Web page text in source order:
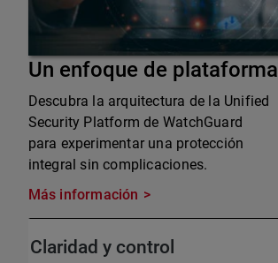
Un enfoque de plataforma
Descubra la arquitectura de la Unified
Security Platform de WatchGuard
para experimentar una protección
integral sin complicaciones.
Más información
Claridad y control